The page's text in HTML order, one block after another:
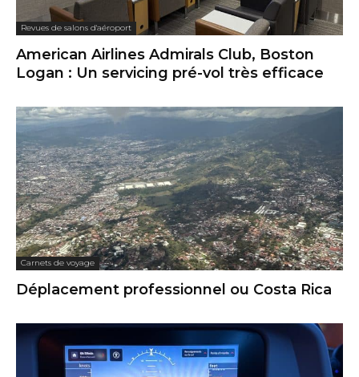
Revues de salons d'aéroport
American Airlines Admirals Club, Boston
Logan : Un servicing pré-vol très efficace
Carnets de voyage
Déplacement professionnel ou Costa Rica